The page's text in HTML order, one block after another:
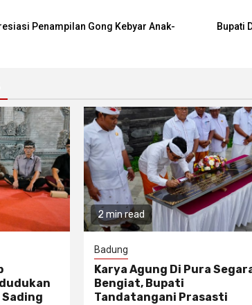
Penampilan Gong Kebyar Anak-
Bupati
Sading
2 min read
Badung
Karya Agung Di Pura
Bengiat, Bupati
Tandatangani Prasasti